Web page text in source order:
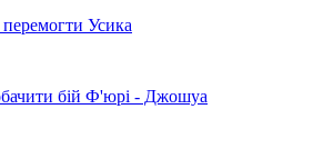
Усика
бій Ф'юрі - Джошуа